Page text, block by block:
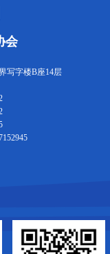
会
写字楼B座14层